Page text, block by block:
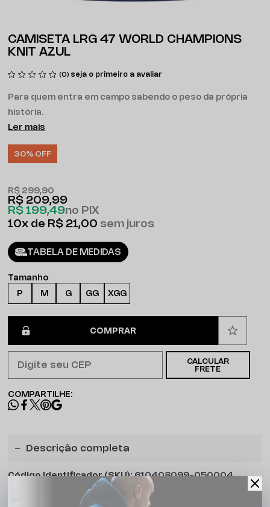
CAMISETA LRG 47 WORLD CHAMPIONS
KNIT AZUL
(0) seja o primeiro a avaliar
Para quem entra em campo sabendo o peso da própria
história.
Ler mais
30% OFF
R$ 199,49no PIX
R$ 299,90
R$ 209,99
10x R$ 21,00 sem juros
TABELA DE MEDIDAS
Tamanho
P
M G GG XGG
COMPRAR
CALCULAR
FRETE
COMPARTILHE:
Descrição completa
Código identificador (SKU):610408099-050004
47 World Champions Knit
eleva o nível do drop para